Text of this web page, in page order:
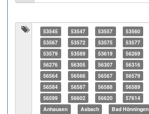
53545 53547 53557 53560
53567
53572 53575 53577
53579
53589 53619 56269
56276
56305 56307 56316
56564
56566 56567 56579
56584
56587 56588 56589
56599
56602 56620 57614
Anhausen
Asbach Bad Hönningen